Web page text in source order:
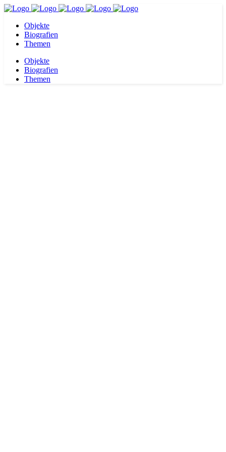
Objekte
Biografien
Themen
Objekte
Biografien
Themen